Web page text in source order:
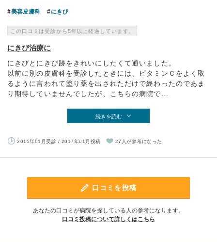
美容皮膚科 にきび
この口コミは受診から5年以上経過しています。
にきび治療に
にきびとにきび跡をきれいにしたくて通いました。
以前に別の皮膚科を受診したときには、ビタミンＣをよく取
るように言われて塗り薬を出されただけで終わったのであま
り期待していませんでしたが、こちらの病院で...
続きを読む
2015年01月受診 / 2017年01月投稿 27人が参考になった
口コミを投稿
あなたの口コミが病院を探している人の参考になります。
口コミ投稿について詳しくはこちら